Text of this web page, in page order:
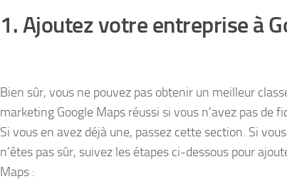
1. Ajoutez votre entreprise à
Bien sûr, vous ne pouvez pas obtenir un meilleur
marketing Google Maps réussi si vous n’avez pas de
Si vous en avez déjà une, passez cette section. Si
n’êtes pas sûr, suivez les étapes ci-dessous pour
Maps :